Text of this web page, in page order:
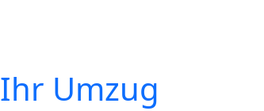
Ihr Umzug